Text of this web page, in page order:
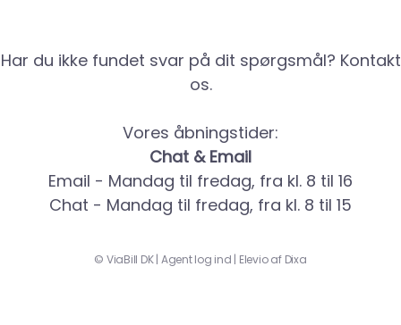
Har du ikke fundet svar på dit spørgsmål? Kontakt
os.
Vores åbningstider:
Chat & Email
Email - Mandag til fredag, fra kl. 8 til 16
Chat - Mandag til fredag, fra kl. 8 til 15
© ViaBill DK| Agent log ind | Elevio af Dixa